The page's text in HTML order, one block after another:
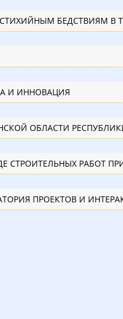
ГОТОВНОСТИ И УСТОЙЧИВОСТИ К
И ИННОВАЦИЯ
СТРОИТЕЛЬСТВО МОСТОВ В РАЙОНЕ
ПРОЕКТОВ И